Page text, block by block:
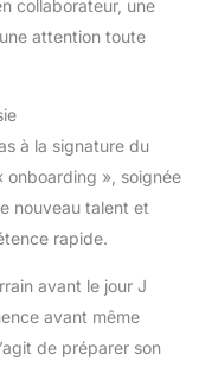
collaborateur, une
attention toute
à la signature du
onboarding », soignée
nouveau talent et
rapide.
avant le jour J
avant même
de préparer son